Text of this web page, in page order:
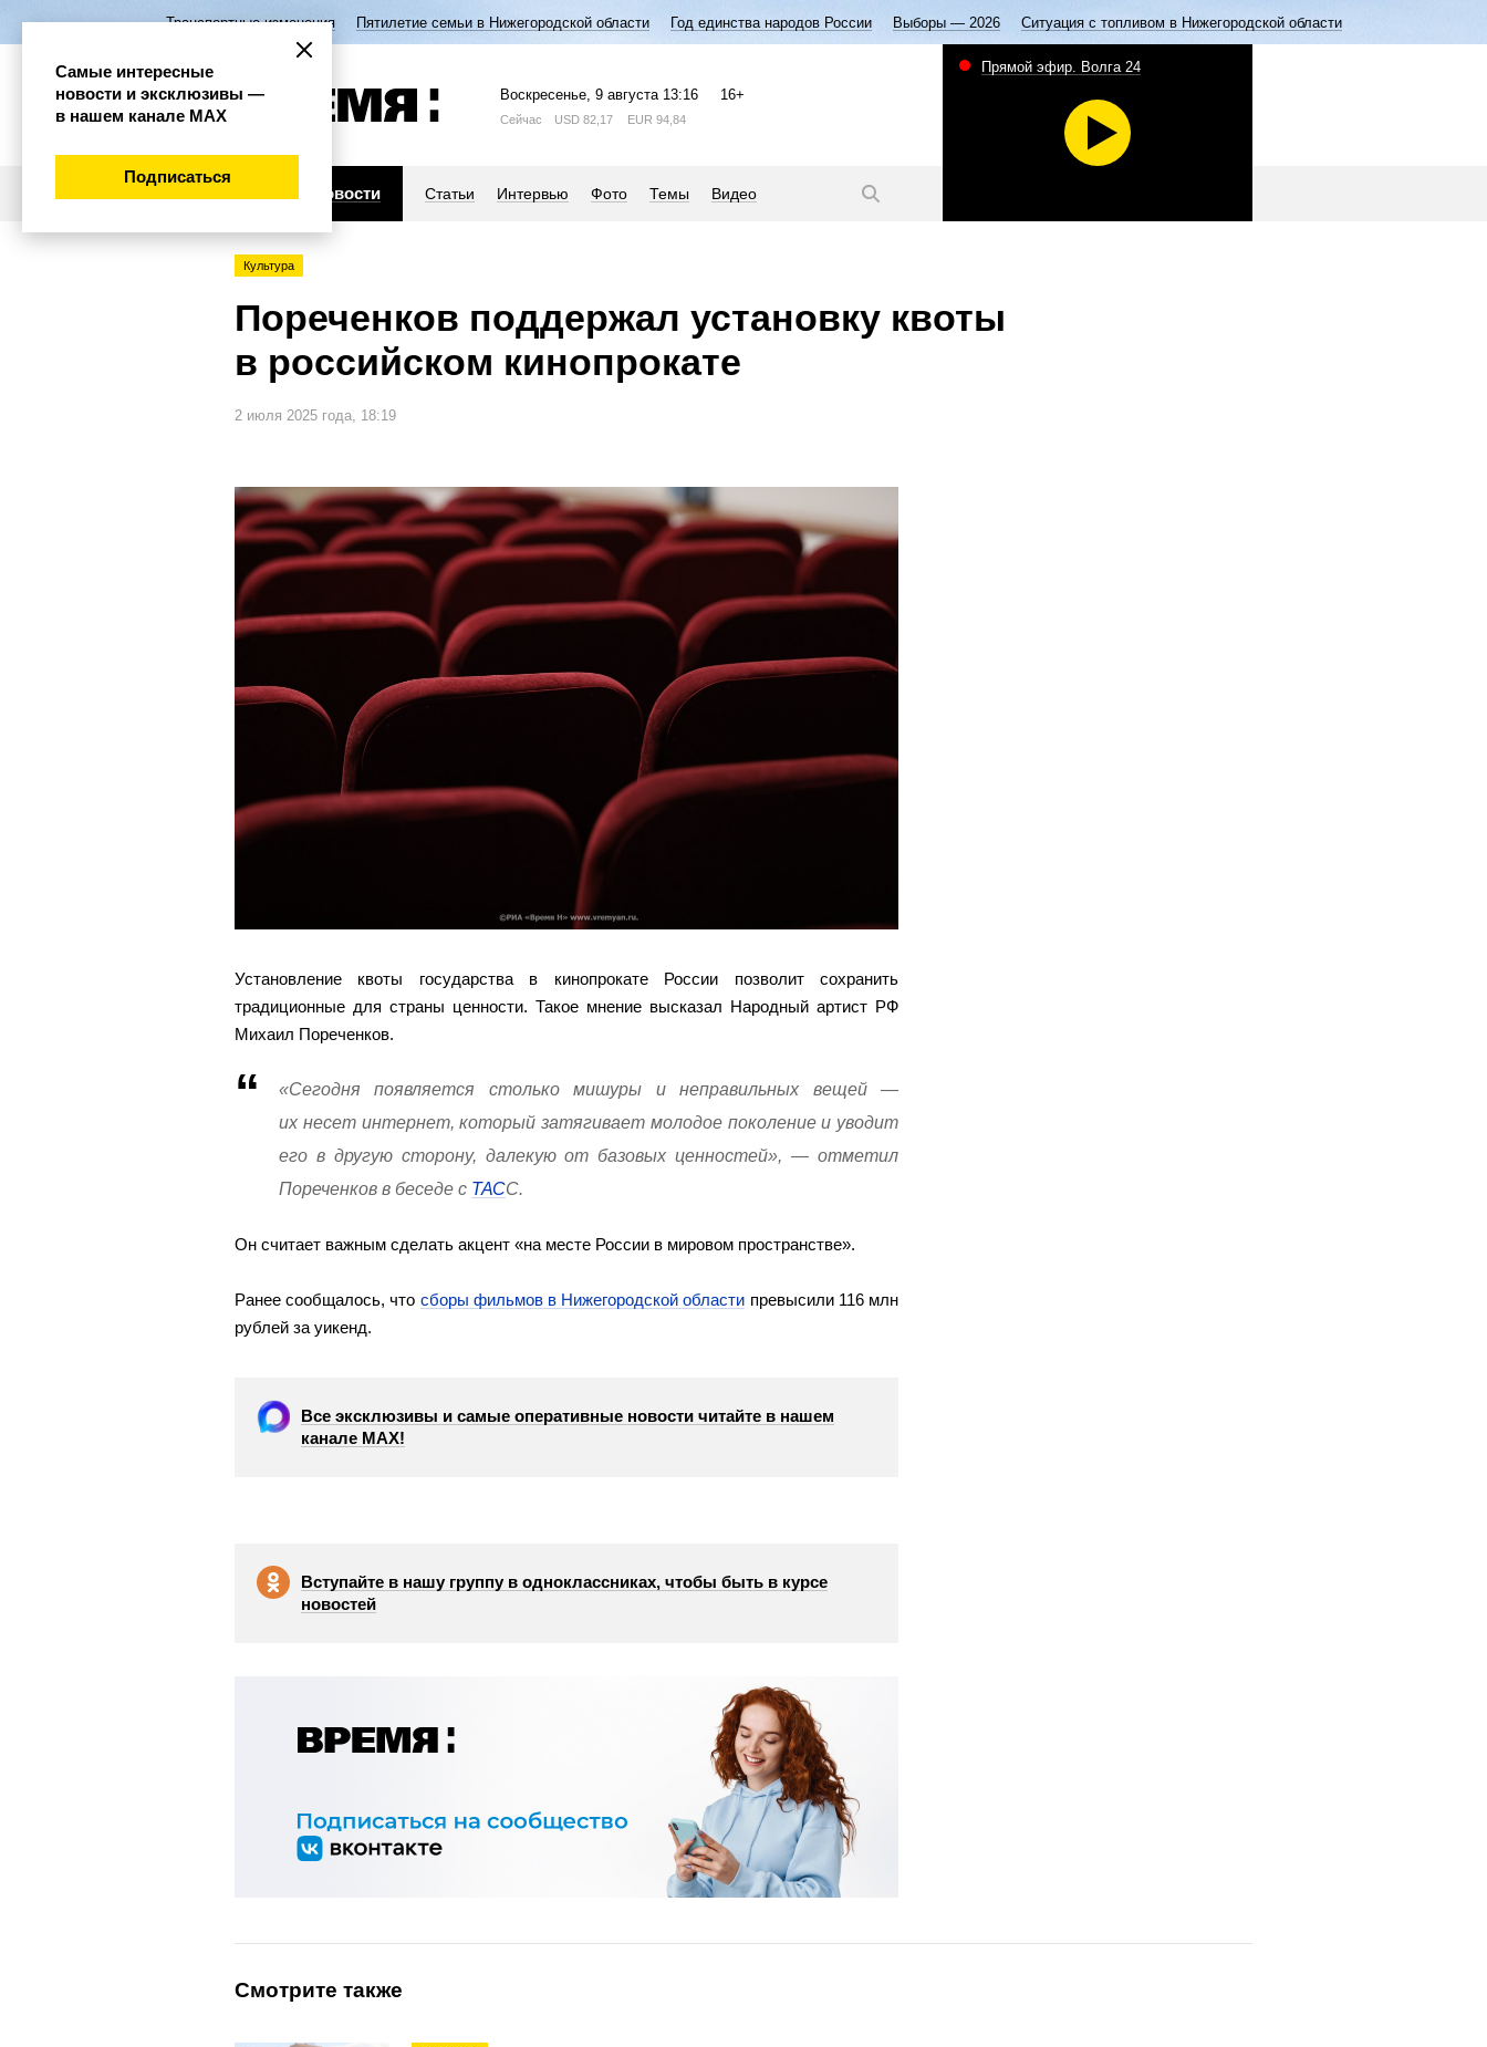
Транспортные изменения Пятилетие семьи в Нижегородской области Год единства народов России Выборы — 2026 Ситуация с топливом в Нижегородской области
Воскресенье, 9 августа 13:16 16+
Сейчас USD 82,17 EUR 94,84
Новости Статьи Интервью Фото Темы Видео
Прямой эфир. Волга 24
Культура
Пореченков поддержал установку квоты
в российском кинопрокате
2 июля 2025 года, 18:19
Установление квоты государства в кинопрокате России позволит сохранить
традиционные для страны ценности. Такое мнение высказал Народный артист РФ
Михаил Пореченков.
«Сегодня появляется столько мишуры и неправильных вещей —
их несет интернет, который затягивает молодое поколение и уводит
его в другую сторону, далекую от базовых ценностей», — отметил
Пореченков в беседе с ТАСС.
Он считает важным сделать акцент «на месте России в мировом пространстве».
Ранее сообщалось, что сборы фильмов в Нижегородской области превысили 116 млн
рублей за уикенд.
Все эксклюзивы и самые оперативные новости читайте в нашем
канале МАХ!
Вступайте в нашу группу в одноклассниках, чтобы быть в курсе
новостей
Смотрите также
Самые интересные
новости и эксклюзивы —
в нашем канале МАХ
Подписаться